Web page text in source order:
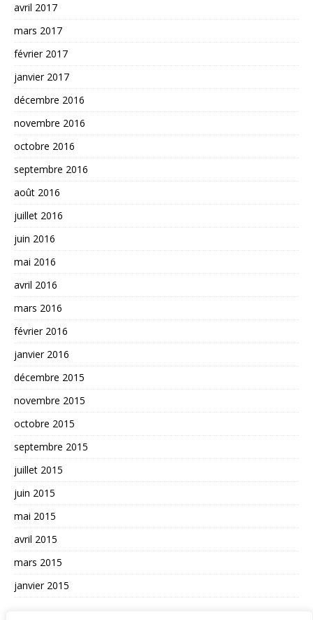
avril 2017
mars 2017
février 2017
janvier 2017
décembre 2016
novembre 2016
octobre 2016
septembre 2016
août 2016
juillet 2016
juin 2016
mai 2016
avril 2016
mars 2016
février 2016
janvier 2016
décembre 2015
novembre 2015
octobre 2015
septembre 2015
juillet 2015
juin 2015
mai 2015
avril 2015
mars 2015
janvier 2015